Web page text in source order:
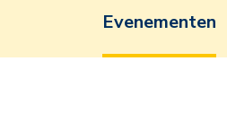
Evenementen